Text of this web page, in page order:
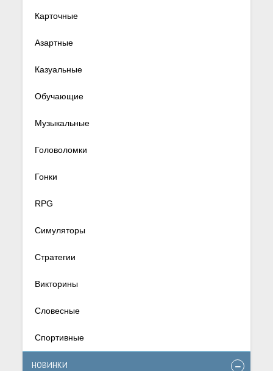
Карточные
Азартные
Казуальные
Обучающие
Музыкальные
Головоломки
Гонки
RPG
Симуляторы
Стратегии
Викторины
Словесные
Спортивные
НОВИНКИ